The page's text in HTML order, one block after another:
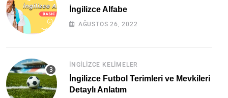
İngilizce Alfabe
AĞUSTOS 26, 2022
İNGILIZCE KELIMELER
İngilizce Futbol Terimleri ve Mevkileri
Detaylı Anlatım